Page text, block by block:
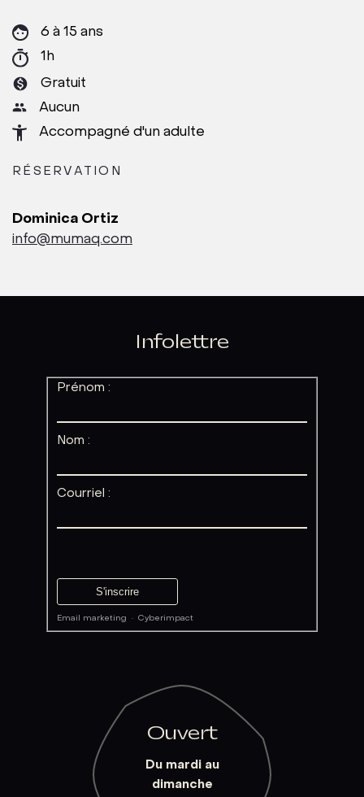
6 à 15 ans
1h
Gratuit
Aucun
Accompagné d'un adulte
RÉSERVATION
Dominica Ortiz
info@mumaq.com
Infolettre
Prénom :
Nom :
Courriel :
Email marketing ·Cyberimpact
Ouvert
Du mardi au
dimanche